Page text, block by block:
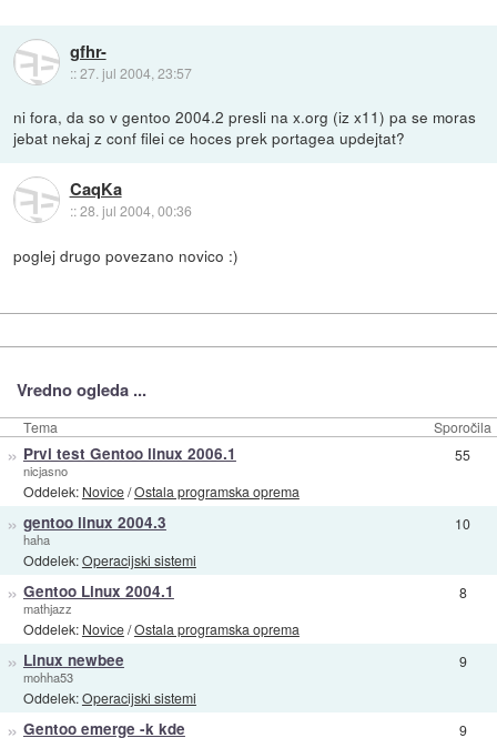
gfhr-
::27. jul 2004, 23:57
ni fora, da so v gentoo 2004.2 presli na x.org (iz x11) pa se moras
jebat nekaj z conf filei ce hoces prek portagea updejtat?
CaqKa
::28. jul 2004, 00:36
poglej drugo povezano novico :)
Vredno ogleda ...
Tema Sporočila
» Prvi test Gentoo linux 2006.1
nicjasno
Oddelek: Novice/Ostala programska oprema
55
» gentoo linux 2004.3
haha
Oddelek:Operacijski sistemi
10
» Gentoo Linux 2004.1
mathjazz
Oddelek: Novice/Ostala programska oprema
8
» Linux newbee
mohha53
Oddelek:Operacijski sistemi
9
» Gentoo emerge -k kde 9